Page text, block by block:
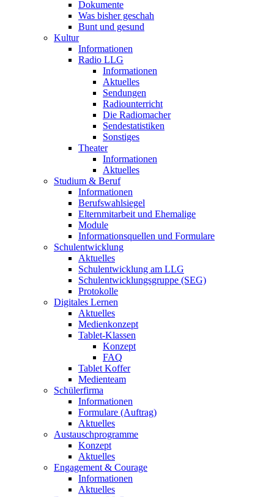
Dokumente
Was bisher geschah
Bunt und gesund
Kultur
Informationen
Radio LLG
Informationen
Aktuelles
Sendungen
Radiounterricht
Die Radiomacher
Sendestatistiken
Sonstiges
Theater
Informationen
Aktuelles
Studium & Beruf
Informationen
Berufswahlsiegel
Elternmitarbeit und Ehemalige
Module
Informationsquellen und Formulare
Schulentwicklung
Aktuelles
Schulentwicklung am LLG
Schulentwicklungsgruppe (SEG)
Protokolle
Digitales Lernen
Aktuelles
Medienkonzept
Tablet-Klassen
Konzept
FAQ
Tablet Koffer
Medienteam
Schülerfirma
Informationen
Formulare (Auftrag)
Aktuelles
Austauschprogramme
Konzept
Aktuelles
Engagement & Courage
Informationen
Aktuelles